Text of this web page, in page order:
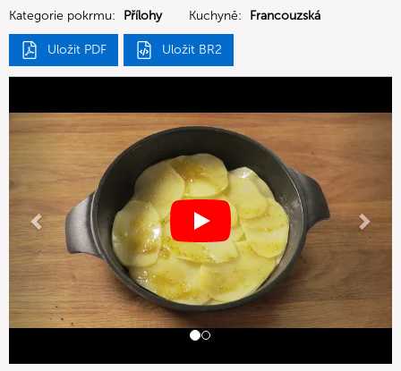
Kategorie pokrmu: Přílohy Kuchyně: Francouzská
Uložit PDF Uložit BR2